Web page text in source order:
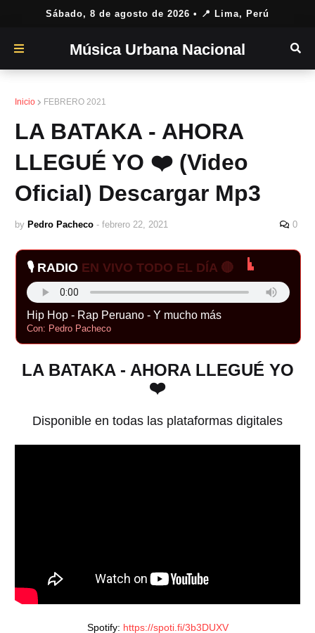
Sábado, 8 de agosto de 2026 • 📍 Lima, Perú
Música Urbana Nacional
Inicio FEBRERO 2021
LA BATAKA - AHORA
LLEGUÉ YO ❤️ (Video
Oficial) Descargar Mp3
by Pedro Pacheco - febrero 22, 2021 0
🎙️ RADIO EN VIVO TODO EL DÍA 🔴
Hip Hop - Rap Peruano - Y mucho más
Con: Pedro Pacheco
LA BATAKA - AHORA LLEGUÉ YO
❤️
Disponible en todas las plataformas digitales
Spotify: https://spoti.fi/3b3DUXV